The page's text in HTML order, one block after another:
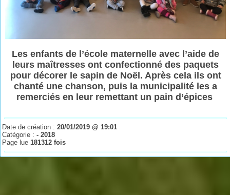
Les enfants de l’école maternelle avec l’aide de
leurs maîtresses ont confectionné des paquets
pour décorer le sapin de Noël. Après cela ils ont
chanté une chanson, puis la municipalité les a
remerciés en leur remettant un pain d’épices
Date de création :20/01/2019 @ 19:01
Catégorie :- 2018
Page lue181312 fois